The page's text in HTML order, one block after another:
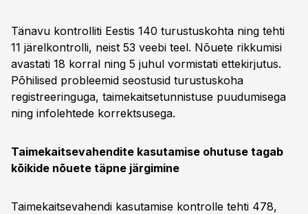
Tänavu kontrolliti Eestis 140 turustuskohta ning tehti
11 järelkontrolli, neist 53 veebi teel. Nõuete rikkumisi
avastati 18 korral ning 5 juhul vormistati ettekirjutus.
Põhilised probleemid seostusid turustuskoha
registreeringuga, taimekaitsetunnistuse puudumisega
ning infolehtede korrektsusega.
Taimekaitsevahendite kasutamise ohutuse tagab
kõikide nõuete täpne järgimine
Taimekaitsevahendi kasutamise kontrolle tehti 478,